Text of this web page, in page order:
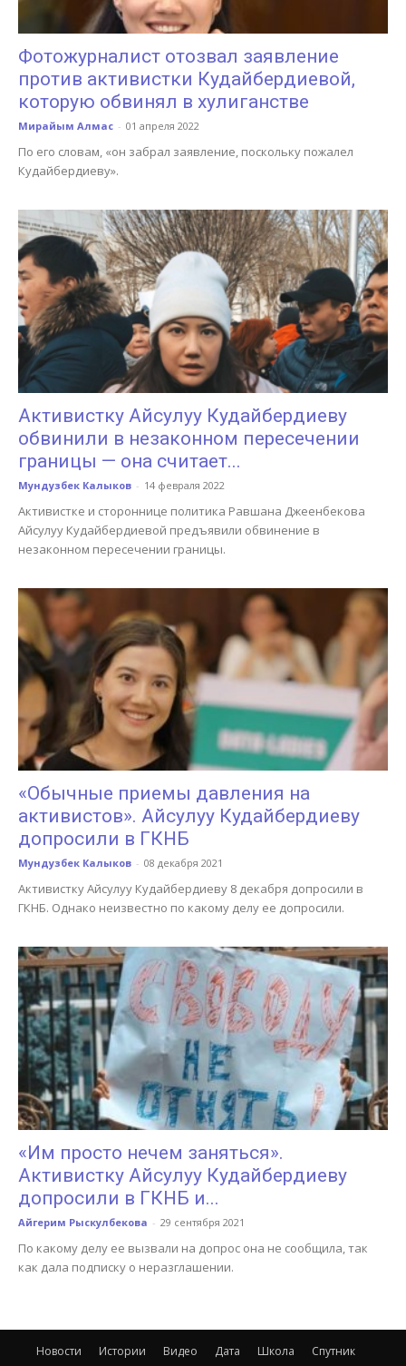
Фотожурналист отозвал заявление
против активистки Кудайбердиевой,
которую обвинял в хулиганстве
Мирайым Алмас - 01 апреля 2022
По его словам, «он забрал заявление, поскольку пожалел
Кудайбердиеву».
Активистку Айсулуу Кудайбердиеву
обвинили в незаконном пересечении
границы — она считает...
Мундузбек Калыков - 14 февраля 2022
Активистке и стороннице политика Равшана Джеенбекова
Айсулуу Кудайбердиевой предъявили обвинение в
незаконном пересечении границы.
«Обычные приемы давления на
активистов». Айсулуу Кудайбердиеву
допросили в ГКНБ
Мундузбек Калыков - 08 декабря 2021
Активистку Айсулуу Кудайбердиеву 8 декабря допросили в
ГКНБ. Однако неизвестно по какому делу ее допросили.
«Им просто нечем заняться».
Активистку Айсулуу Кудайбердиеву
допросили в ГКНБ и...
Айгерим Рыскулбекова - 29 сентября 2021
По какому делу ее вызвали на допрос она не сообщила, так
как дала подписку о неразглашении.
Новости Истории Видео Дата Школа
Спутник